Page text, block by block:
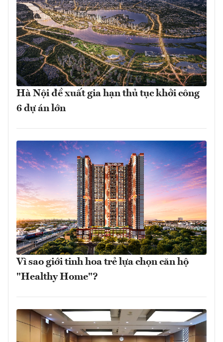
Hà Nội đề xuất gia hạn thủ tục khởi công
6 dự án lớn
Vì sao giới tinh hoa trẻ lựa chọn căn hộ
"Healthy Home"?